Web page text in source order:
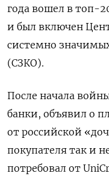
года вошел в топ-
и был включен
системно
(СЗКО).
После начала
банки, объявил о
от российской
покупателя так и
потребовал от